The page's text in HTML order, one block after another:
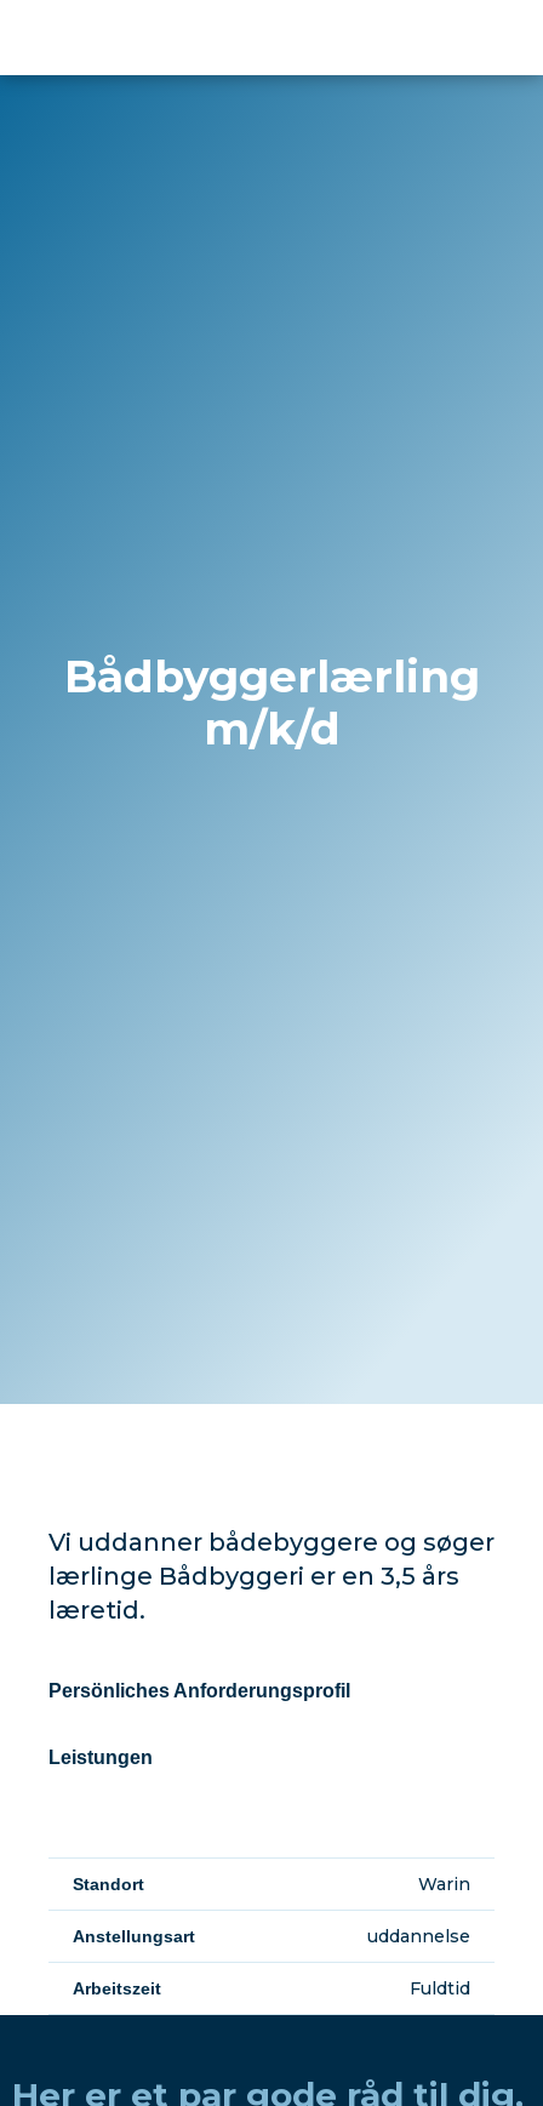
Bådbyggerlærling
m/k/d
Vi uddanner bådebyggere og søger
lærlinge Bådbyggeri er en 3,5 års
læretid.
Persönliches Anforderungsprofil
Leistungen
Standort Warin
Anstellungsart uddannelse
Arbeitszeit Fuldtid
Her er et par gode råd til dig,